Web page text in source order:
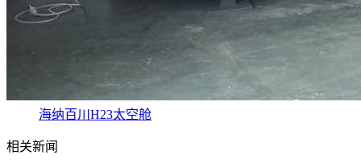
海纳百川H23太空舱
相关新闻